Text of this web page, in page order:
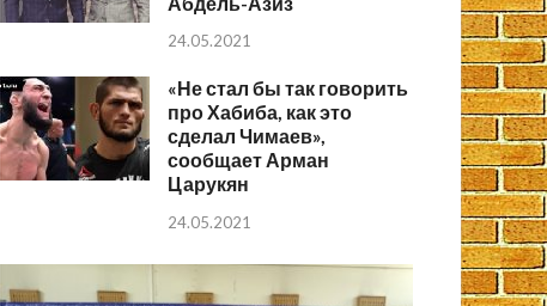
24.05.2021
«Не стал бы так говорить
про Хабиба, как это
сделал Чимаев»,
сообщает Арман
Царукян
24.05.2021